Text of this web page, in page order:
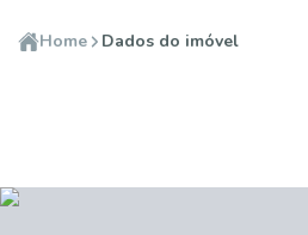
Home Dados do imóvel